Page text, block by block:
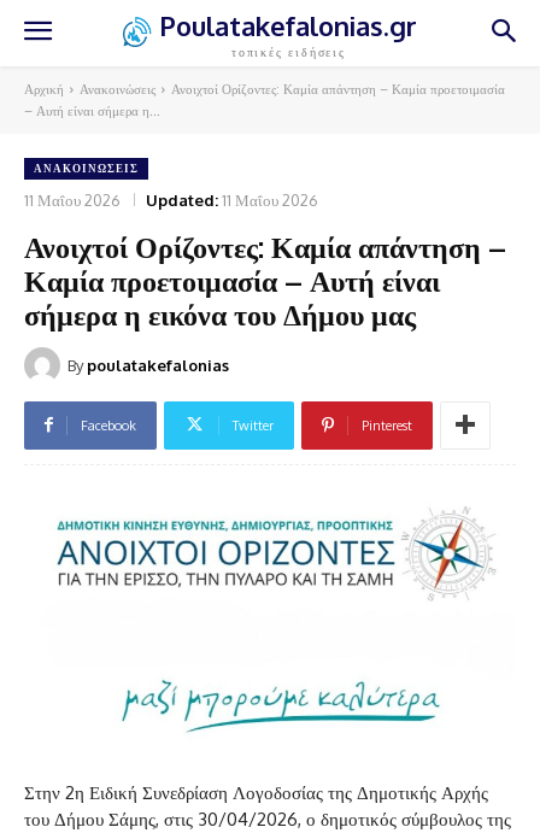
Poulatakefalonias.gr
τοπικές ειδήσεις
Αρχική Ανακοινώσεις
Ανοιχτοί Ορίζοντες: Καμία απάντηση – Καμία προετοιμασία
– Αυτή είναι σήμερα η...
ΑΝΑΚΟΙΝΏΣΕΙΣ
11 Μαΐου 2026 Updated:11 Μαΐου 2026
Ανοιχτοί Ορίζοντες: Καμία απάντηση –
Καμία προετοιμασία – Αυτή είναι
σήμερα η εικόνα του Δήμου μας
By poulatakefalonias
Facebook Twitter Pinterest
Στην 2η Ειδική Συνεδρίαση Λογοδοσίας της Δημοτικής Αρχής
του Δήμου Σάμης, στις 30/04/2026, ο δημοτικός σύμβουλος της